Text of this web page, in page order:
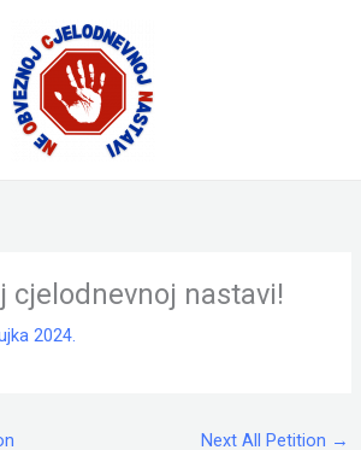
cjelodnevnoj nastavi!
2024.
Next All Petition →